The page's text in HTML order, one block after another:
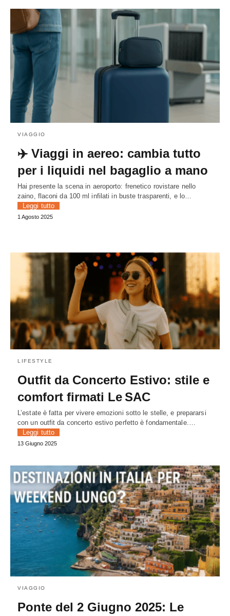
VIAGGIO
✈️ Viaggi in aereo: cambia tutto
per i liquidi nel bagaglio a mano
Hai presente la scena in aeroporto: frenetico rovistare nello
zaino, flaconi da 100 ml infilati in buste trasparenti, e lo…
Leggi tutto
1 Agosto 2025
LIFESTYLE
Outfit da Concerto Estivo: stile e
comfort firmati Le SAC
L’estate è fatta per vivere emozioni sotto le stelle, e prepararsi
con un outfit da concerto estivo perfetto è fondamentale.…
Leggi tutto
13 Giugno 2025
VIAGGIO
Ponte del 2 Giugno 2025: Le